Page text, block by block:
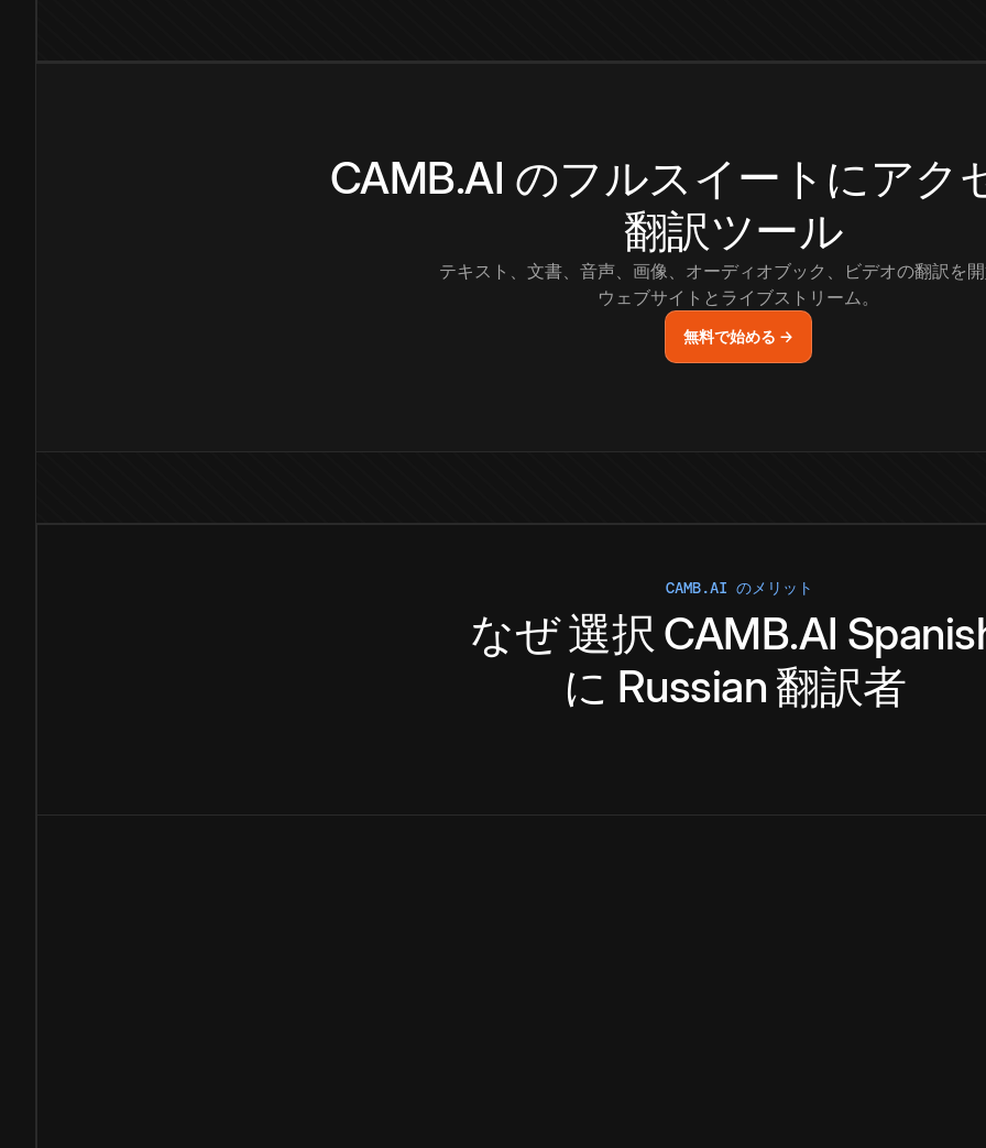
CAMB.AI のフルスイートにアク
翻訳ツール
テキスト、文書、音声、画像、オーディオブック、ビデオの翻訳を
ウェブサイトとライブストリーム。
無料で始める →
CAMB.AI のメリット
なぜ選択 CAMB.AI
に Russian 翻訳者